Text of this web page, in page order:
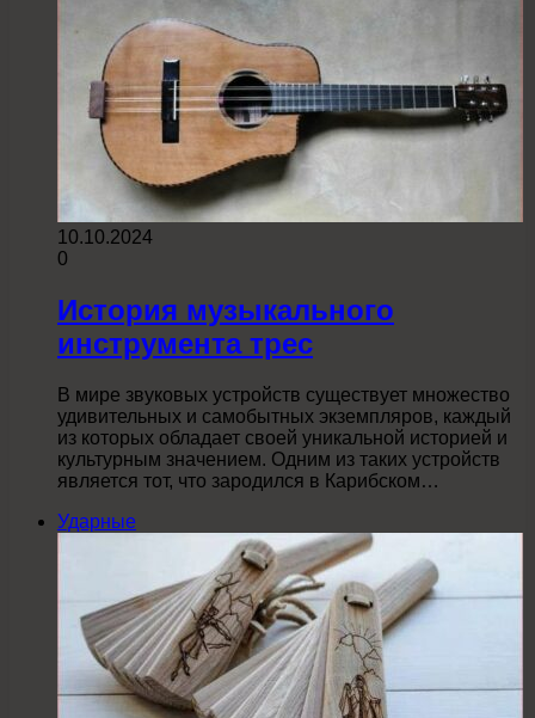
10.10.2024
0
История музыкального
инструмента трес
В мире звуковых устройств существует множество
удивительных и самобытных экземпляров, каждый
из которых обладает своей уникальной историей и
культурным значением. Одним из таких устройств
является тот, что зародился в Карибском…
Ударные